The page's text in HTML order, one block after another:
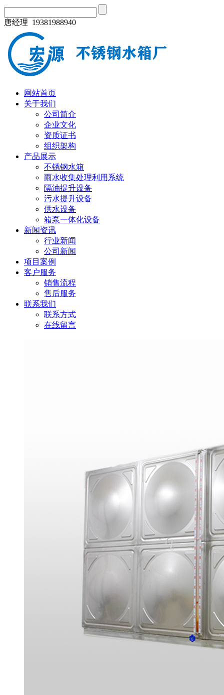
唐经理 19381988940
网站首页
关于我们
公司简介
企业文化
资质证书
组织架构
产品展示
不锈钢水箱
雨水收集处理利用系统
隔油提升设备
污水提升设备
供水设备
箱泵一体化设备
新闻资讯
行业新闻
公司新闻
项目案例
客户服务
销售流程
售后服务
联系我们
联系方式
在线留言